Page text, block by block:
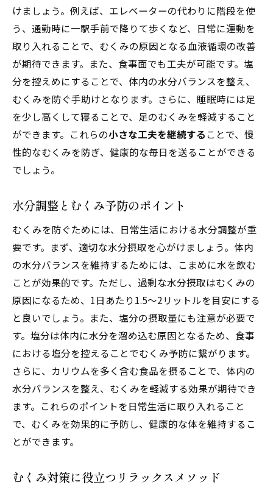
けましょう。例えば、エレベーターの代わりに階段を使
う、通勤時に一駅手前で降りて歩くなど、日常に運動を
取り入れることで、むくみの原因となる血液循環の改善
が期待できます。また、食事面でも工夫が可能です。塩
分を控えめにすることで、体内の水分バランスを整え、
むくみを防ぐ手助けとなります。さらに、睡眠時には足
を少し高くして寝ることで、足のむくみを軽減すること
ができます。これらの小さな工夫を継続することで、慢
性的なむくみを防ぎ、健康的な毎日を送ることができる
でしょう。
水分調整とむくみ予防のポイント
むくみを防ぐためには、日常生活における水分調整が重
要です。まず、適切な水分摂取を心がけましょう。体内
の水分バランスを維持するためには、こまめに水を飲む
ことが効果的です。ただし、過剰な水分摂取はむくみの
原因になるため、1日あたり1.5〜2リットルを目安にする
と良いでしょう。また、塩分の摂取量にも注意が必要で
す。塩分は体内に水分を溜め込む原因となるため、食事
における塩分を控えることでむくみ予防に繋がります。
さらに、カリウムを多く含む食品を摂ることで、体内の
水分バランスを整え、むくみを軽減する効果が期待でき
ます。これらのポイントを日常生活に取り入れること
で、むくみを効果的に予防し、健康的な体を維持するこ
とができます。
むくみ対策に役立つリラックスメソッド